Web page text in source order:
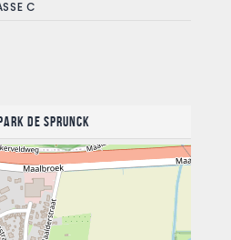
C
De Sprunck